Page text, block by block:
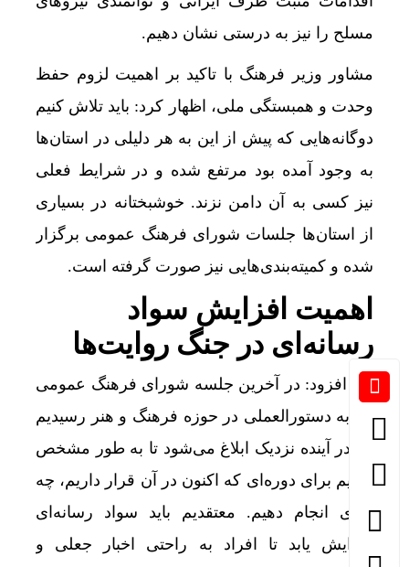
مسلح را نیز به درستی نشان دهیم.
مشاور وزیر فرهنگ با تاکید بر اهمیت لزوم حفظ
وحدت و همبستگی ملی، اظهار کرد: باید تلاش کنیم
دوگانه‌هایی که پیش از این به هر دلیلی در استان‌ها
به وجود آمده بود مرتفع شده و در شرایط فعلی
نیز کسی به آن دامن نزند. خوشبختانه در بسیاری
از استان‌ها جلسات شورای فرهنگ عمومی برگزار
شده و کمیته‌بندی‌هایی نیز صورت گرفته است.
اهمیت افزایش سواد
رسانه‌ای در جنگ روایت‌ها
وی افزود: در آخرین جلسه شورای فرهنگ عمومی
نیز به دستورالعملی در حوزه فرهنگ و هنر رسیدیم
که در آینده نزدیک ابلاغ می‌شود تا به طور مشخص
بدانیم برای دوره‌ای که اکنون در آن قرار داریم، چه
کاری انجام دهیم. معتقدیم باید سواد رسانه‌ای
افزایش یابد تا افراد به راحتی اخبار جعلی و